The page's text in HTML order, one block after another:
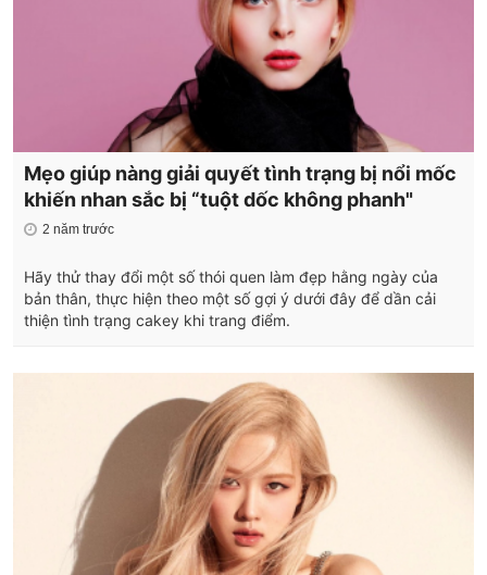
Mẹo giúp nàng giải quyết tình trạng bị nổi mốc
khiến nhan sắc bị “tuột dốc không phanh"
2 năm trước
Hãy thử thay đổi một số thói quen làm đẹp hằng ngày của
bản thân, thực hiện theo một số gợi ý dưới đây để dần cải
thiện tình trạng cakey khi trang điểm.